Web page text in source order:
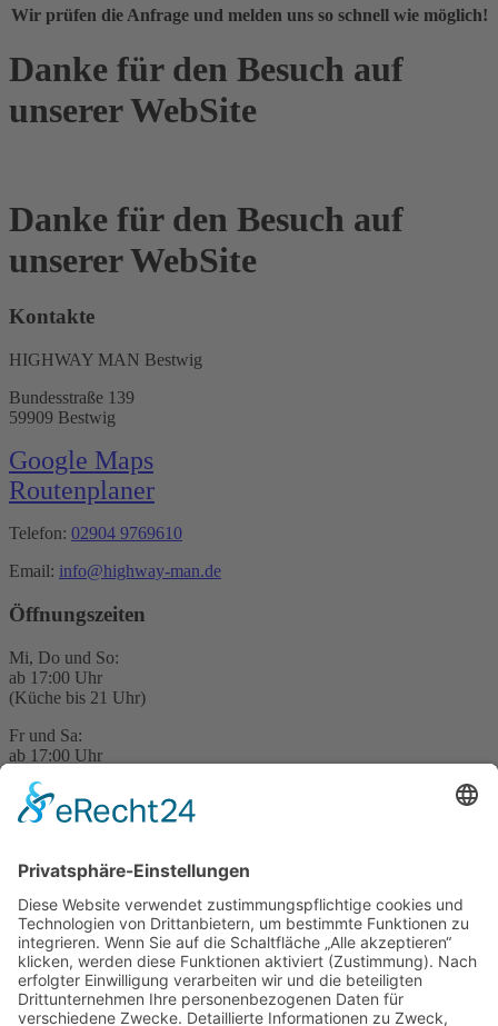
Wir prüfen die Anfrage und melden uns so schnell wie möglich!
Danke für den Besuch auf
unserer WebSite
Danke für den Besuch auf
unserer WebSite
Kontakte
HIGHWAY MAN Bestwig
Bundesstraße 139
59909 Bestwig
Google Maps
Routenplaner
Telefon: 02904 9769610
Email: info@highway-man.de
Öffnungszeiten
Mi, Do und So:
ab 17:00 Uhr
(Küche bis 21 Uhr)
Fr und Sa:
ab 17:00 Uhr
Mo und Di:
Essen ausser Haus
Alle unsere Gerichte können auch zum Mitnehmen bestellt werden.
Frisch zubereitet und gut verpackt schmeckt unser Essen auch zu
Hause.
Speisekarte online